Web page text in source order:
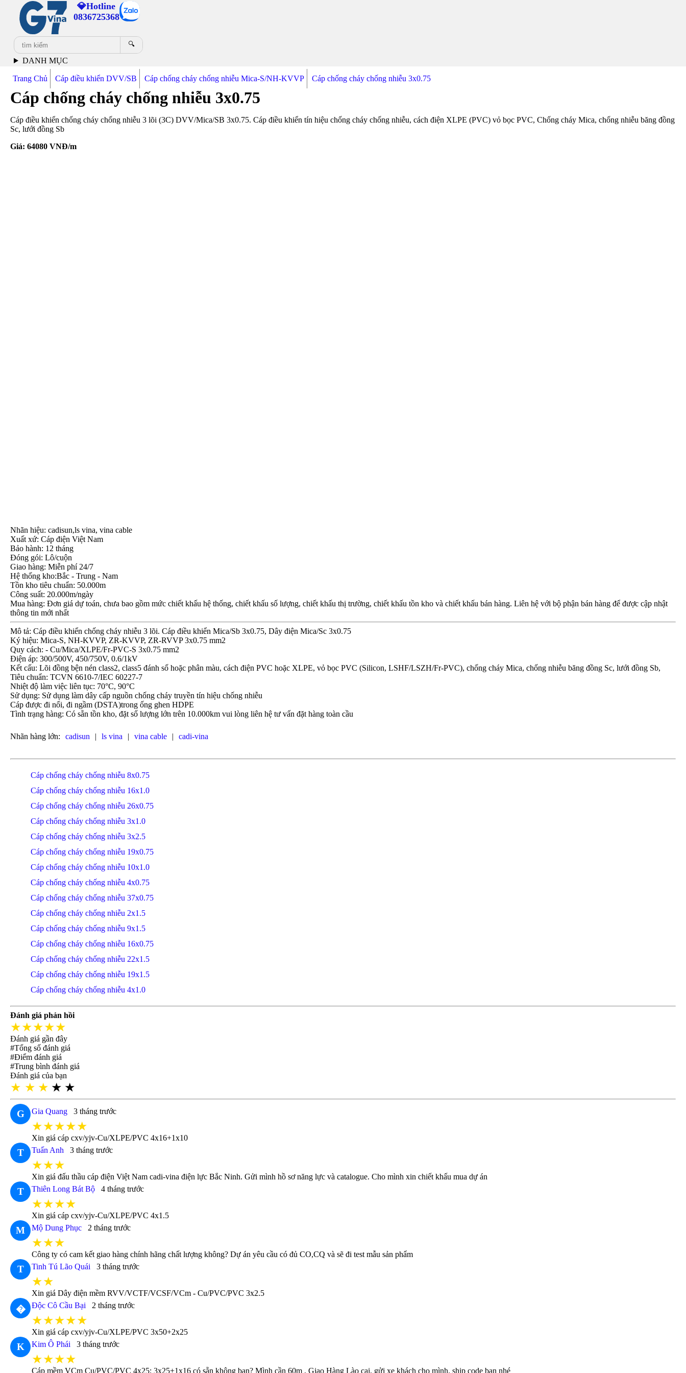
💎Hotline
0836725368
🔍
DANH MỤC
Trang Chủ Cáp điều khiển DVV/SB Cáp chống cháy chống nhiễu Mica-S/NH-KVVP Cáp chống cháy chống nhiễu 3x0.75
Cáp chống cháy chống nhiễu 3x0.75
Cáp điều khiển chống cháy chống nhiễu 3 lõi (3C) DVV/Mica/SB 3x0.75. Cáp điều khiển tín hiệu chống cháy chống nhiễu, cách điện XLPE (PVC) vỏ bọc PVC, Chống cháy Mica, chống nhiễu băng đồng
Sc, lưới đồng Sb
Giá:64080 VNĐ/m
Nhãn hiệu: cadisun,ls vina, vina cable
Xuất xứ: Cáp điện Việt Nam
Bảo hành: 12 tháng
Đóng gói: Lô/cuộn
Giao hàng: Miễn phí 24/7
Hệ thống kho:Bắc - Trung - Nam
Tồn kho tiêu chuẩn: 50.000m
Công suất: 20.000m/ngày
Mua hàng: Đơn giá dự toán, chưa bao gồm mức chiết khấu hệ thống, chiết khấu số lượng, chiết khấu thị trường, chiết khấu tồn kho và chiết khấu bán hàng. Liên hệ với bộ phận bán hàng để được cập nhật
thông tin mới nhất
Mô tả: Cáp điều khiển chống cháy nhiễu 3 lõi. Cáp điều khiển Mica/Sb 3x0.75, Dây điện Mica/Sc 3x0.75
Ký hiệu: Mica-S, NH-KVVP, ZR-KVVP, ZR-RVVP 3x0.75 mm2
Quy cách: - Cu/Mica/XLPE/Fr-PVC-S 3x0.75 mm2
Điện áp: 300/500V, 450/750V, 0.6/1kV
Kết cấu: Lõi đồng bện nén class2, class5 đánh số hoặc phân màu, cách điện PVC hoặc XLPE, vỏ bọc PVC (Silicon, LSHF/LSZH/Fr-PVC), chống cháy Mica, chống nhiễu băng đồng Sc, lưới đồng Sb,
Tiêu chuẩn: TCVN 6610-7/IEC 60227-7
Nhiệt độ làm việc liên tục: 70°C, 90°C
Sử dụng: Sử dụng làm dây cấp nguồn chống cháy truyền tín hiệu chống nhiễu
Cáp được đi nổi, đi ngầm (DSTA)trong ống ghen HDPE
Tình trạng hàng: Có sẵn tồn kho, đặt số lượng lớn trên 10.000km vui lòng liên hệ tư vấn đặt hàng toàn cầu
Nhãn hàng lớn: cadisun | ls vina | vina cable | cadi-vina
Cáp chống cháy chống nhiễu 8x0.75
Cáp chống cháy chống nhiễu 16x1.0
Cáp chống cháy chống nhiễu 26x0.75
Cáp chống cháy chống nhiễu 3x1.0
Cáp chống cháy chống nhiễu 3x2.5
Cáp chống cháy chống nhiễu 19x0.75
Cáp chống cháy chống nhiễu 10x1.0
Cáp chống cháy chống nhiễu 4x0.75
Cáp chống cháy chống nhiễu 37x0.75
Cáp chống cháy chống nhiễu 2x1.5
Cáp chống cháy chống nhiễu 9x1.5
Cáp chống cháy chống nhiễu 16x0.75
Cáp chống cháy chống nhiễu 22x1.5
Cáp chống cháy chống nhiễu 19x1.5
Cáp chống cháy chống nhiễu 4x1.0
Đánh giá phản hồi
★★★★★
Đánh giá gần đây
#Tổng số đánh giá
#Điểm đánh giá
#Trung bình đánh giá
Đánh giá của bạn
★ ★ ★ ★ ★
G Gia Quang 3 tháng trước
★★★★★
Xin giá cáp cxv/yjv-Cu/XLPE/PVC 4x16+1x10
T Tuấn Anh 3 tháng trước
★★★
Xin giá đấu thầu cáp điện Việt Nam cadi-vina điện lực Bắc Ninh. Gửi mình hồ sơ năng lực và catalogue. Cho mình xin chiết khấu mua dự án
T Thiên Long Bát Bộ 4 tháng trước
★★★★
Xin giá cáp cxv/yjv-Cu/XLPE/PVC 4x1.5
M Mộ Dung Phục 2 tháng trước
★★★
Công ty có cam kết giao hàng chính hãng chất lượng không? Dự án yêu cầu có đủ CO,CQ và sẽ đi test mẫu sản phẩm
T Tinh Tú Lão Quái 3 tháng trước
★★
Xin giá Dây điện mềm RVV/VCTF/VCSF/VCm - Cu/PVC/PVC 3x2.5
� Độc Cô Cầu Bại 2 tháng trước
★★★★★
Xin giá cáp cxv/yjv-Cu/XLPE/PVC 3x50+2x25
K Kim Ô Phái 3 tháng trước
★★★★
Cáp mềm VCm Cu/PVC/PVC 4x25; 3x25+1x16 có sẵn không bạn? Mình cần 60m , Giao Hàng Lào cai, gửi xe khách cho mình. ship code bạn nhé